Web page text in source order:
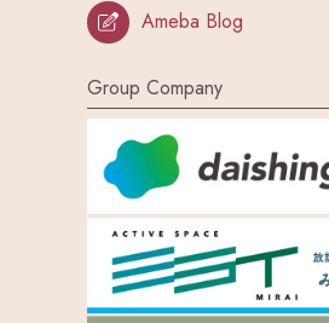
Ameba Blog
Group Company